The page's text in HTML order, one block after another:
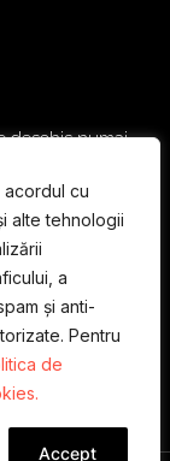
acordul cu
alte tehnologii
a
și anti-
Pentru
de
Accept
deschis numai